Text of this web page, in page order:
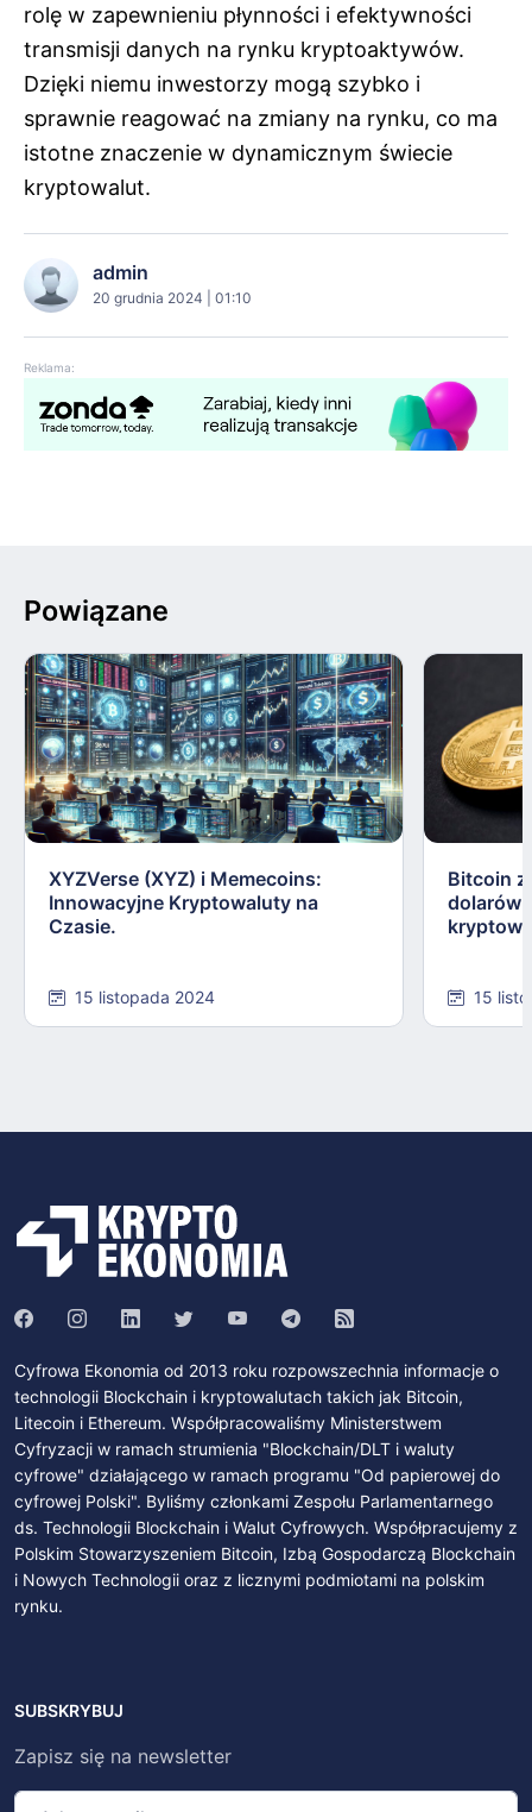
rolę w zapewnieniu płynności i efektywności
transmisji danych na rynku kryptoaktywów.
Dzięki niemu inwestorzy mogą szybko i
sprawnie reagować na zmiany na rynku, co ma
istotne znaczenie w dynamicznym świecie
kryptowalut.
admin
20 grudnia 2024 | 01:10
Reklama:
Powiązane
XYZVerse (XYZ) i Memecoins:
Innowacyjne Kryptowaluty na
Czasie.
15 listopada 2024
Bitcoin
dolarów:
15
Cyfrowa Ekonomia od 2013 roku rozpowszechnia informacje o
technologii Blockchain i kryptowalutach takich jak Bitcoin,
Litecoin i Ethereum. Współpracowaliśmy Ministerstwem
Cyfryzacji w ramach strumienia "Blockchain/DLT i waluty
cyfrowe" działającego w ramach programu "Od papierowej do
cyfrowej Polski". Byliśmy członkami Zespołu Parlamentarnego
ds. Technologii Blockchain i Walut Cyfrowych. Współpracujemy z
Polskim Stowarzyszeniem Bitcoin, Izbą Gospodarczą Blockchain
i Nowych Technologii oraz z licznymi podmiotami na polskim
rynku.
SUBSKRYBUJ
Zapisz się na newsletter